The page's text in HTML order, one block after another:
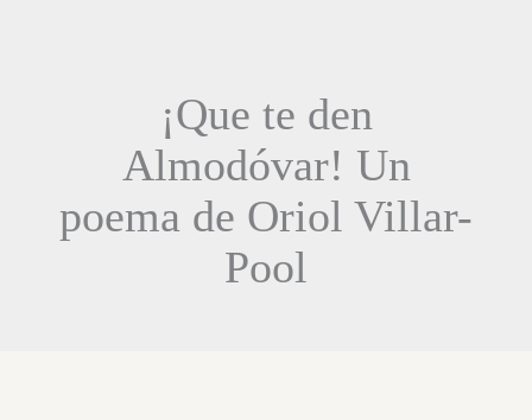
¡Que te den
Almodóvar! Un
poema de Oriol Villar-
Pool